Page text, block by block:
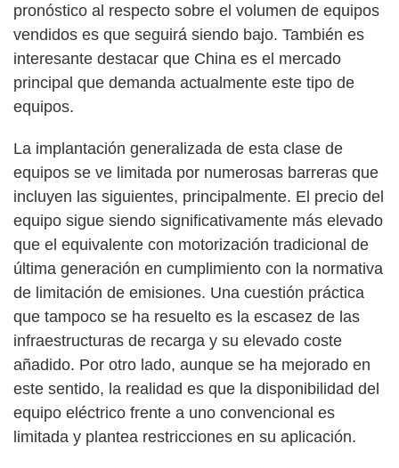
pronóstico al respecto sobre el volumen de equipos
vendidos es que seguirá siendo bajo. También es
interesante destacar que China es el mercado
principal que demanda actualmente este tipo de
equipos.
La implantación generalizada de esta clase de
equipos se ve limitada por numerosas barreras que
incluyen las siguientes, principalmente. El precio del
equipo sigue siendo significativamente más elevado
que el equivalente con motorización tradicional de
última generación en cumplimiento con la normativa
de limitación de emisiones. Una cuestión práctica
que tampoco se ha resuelto es la escasez de las
infraestructuras de recarga y su elevado coste
añadido. Por otro lado, aunque se ha mejorado en
este sentido, la realidad es que la disponibilidad del
equipo eléctrico frente a uno convencional es
limitada y plantea restricciones en su aplicación.